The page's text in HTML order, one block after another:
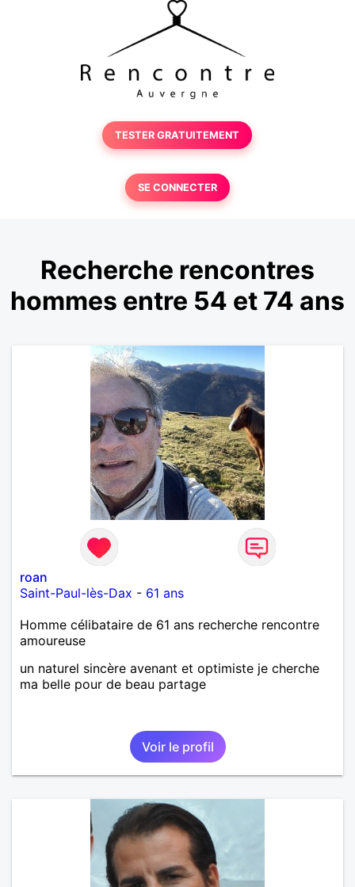
TESTER GRATUITEMENT
SE CONNECTER
Recherche rencontres
hommes entre 54 et 74 ans
roan
Saint-Paul-lès-Dax - 61 ans
Homme célibataire de 61 ans recherche rencontre
amoureuse
un naturel sincère avenant et optimiste je cherche
ma belle pour de beau partage
Voir le profil